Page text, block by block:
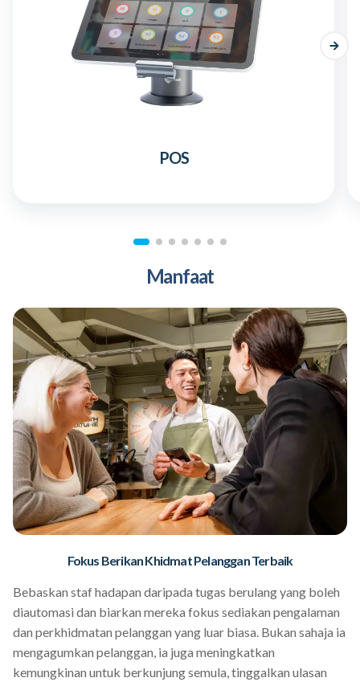
POS
Manfaat
Fokus Berikan Khidmat Pelanggan Terbaik
Bebaskan staf hadapan daripada tugas berulang yang boleh
diautomasi dan biarkan mereka fokus sediakan pengalaman
dan perkhidmatan pelanggan yang luar biasa. Bukan sahaja ia
mengagumkan pelanggan, ia juga meningkatkan
kemungkinan untuk berkunjung semula, tinggalkan ulasan